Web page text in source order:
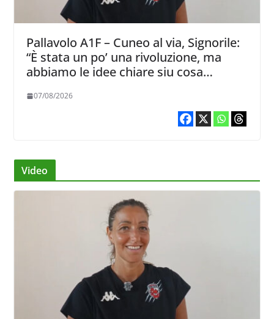
Pallavolo A1F – Cuneo al via, Signorile:
“È stata un po’ una rivoluzione, ma
abbiamo le idee chiare siu cosa
07/08/2026
Video